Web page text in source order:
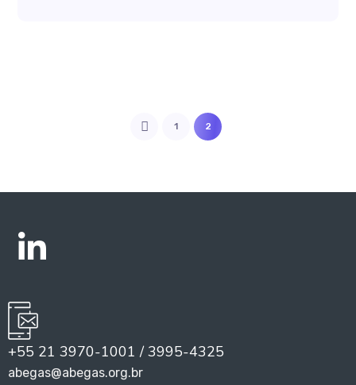
1 2
+55 21 3970-1001 / 3995-4325
abegas@abegas.org.br